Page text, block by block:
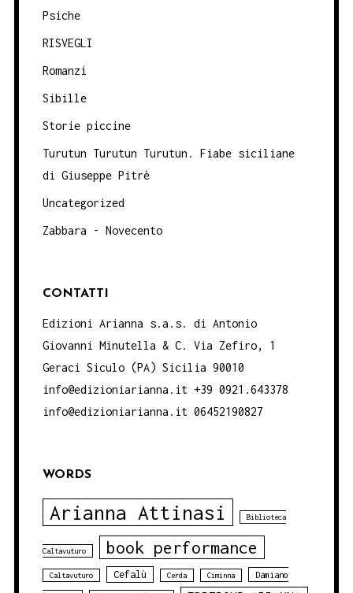
Psiche
RISVEGLI
Romanzi
Sibille
Storie piccine
Turutun Turutun Turutun. Fiabe siciliane
di Giuseppe Pitrè
Uncategorized
Zabbara - Novecento
CONTATTI
Edizioni Arianna s.a.s. di Antonio
Giovanni Minutella & C. Via Zefiro, 1
Geraci Siculo (PA) Sicilia 90010
info@edizioniarianna.it +39 0921.643378
info@edizioniarianna.it 06452190827
WORDS
Arianna Attinasi Biblioteca
Caltavuturo book performance
Caltavuturo Cefalù Cerda Ciminna Damiano